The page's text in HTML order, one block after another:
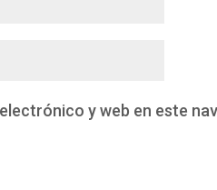
y web en este